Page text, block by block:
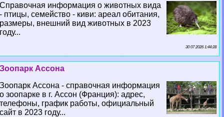
Справочная информация о животных вида
- птицы, семейство - киви: ареал обитания,
размеры, внешний вид животных в 2023
году...
30 07 2026 1:44:28
Зоопарк Ассона
Зоопарк Ассона - справочная информация
о зоопарке в г. Ассон (Франция): адрес,
телефоны, график работы, официальный
сайт в 2023 году...